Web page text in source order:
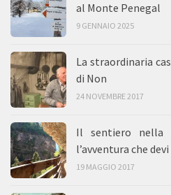
al Monte Penegal
9 GENNAIO 2025
La straordinaria
di Non
24 NOVEMBRE 2017
Il sentiero nella
l’avventura che
19 MAGGIO 2017